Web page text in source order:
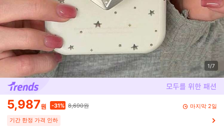
1/7
5,987원 -31% 8,690원 마지막 2일
기간 한정 가격 인하